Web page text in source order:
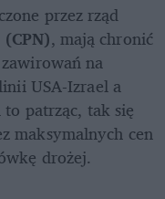
przez rząd
, mają chronić
na
USA-Izrael a
patrząc, tak się
maksymalnych cen
drożej.